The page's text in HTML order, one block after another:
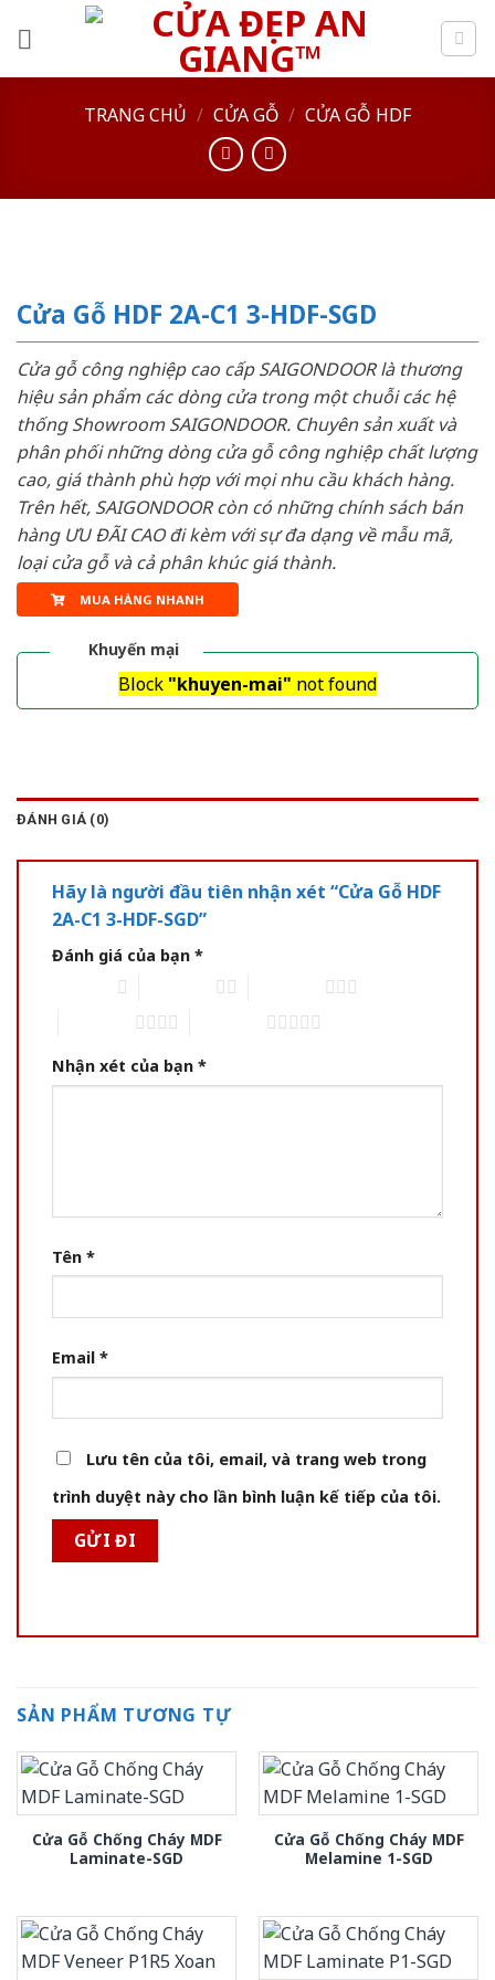
TRANG CHỦ / CỬA GỖ / CỬA GỖ HDF
Cửa Gỗ HDF 2A-C1 3-HDF-SGD
Cửa gỗ công nghiệp cao cấp SAIGONDOOR là thương
hiệu sản phẩm các dòng cửa trong một chuỗi các hệ
thống Showroom SAIGONDOOR. Chuyên sản xuất và
phân phối những dòng cửa gỗ công nghiệp chất lượng
cao, giá thành phù hợp với mọi nhu cầu khách hàng.
Trên hết, SAIGONDOOR còn có những chính sách bán
hàng ƯU ĐÃI CAO đi kèm với sự đa dạng về mẫu mã,
loại cửa gỗ và cả phân khúc giá thành.
MUA HÀNG NHANH
Khuyến mại
Block "khuyen-mai" not found
ĐÁNH GIÁ (0)
Hãy là người đầu tiên nhận xét “Cửa Gỗ HDF
2A-C1 3-HDF-SGD”
Đánh giá của bạn *
Nhận xét của bạn *
Tên *
Email *
Lưu tên của tôi, email, và trang web trong
trình duyệt này cho lần bình luận kế tiếp của tôi.
SẢN PHẨM TƯƠNG TỰ
Cửa Gỗ Chống Cháy MDF
Laminate-SGD
Cửa Gỗ Chống Cháy MDF
Melamine 1-SGD